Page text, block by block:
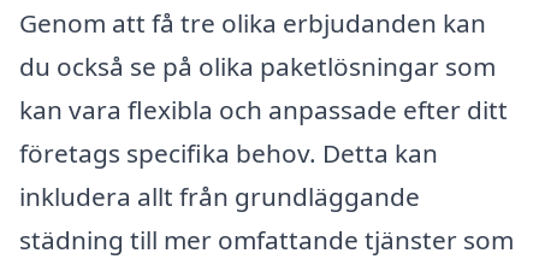
Genom att få tre olika erbjudanden kan
du också se på olika paketlösningar som
kan vara flexibla och anpassade efter ditt
företags specifika behov. Detta kan
inkludera allt från grundläggande
städning till mer omfattande tjänster som